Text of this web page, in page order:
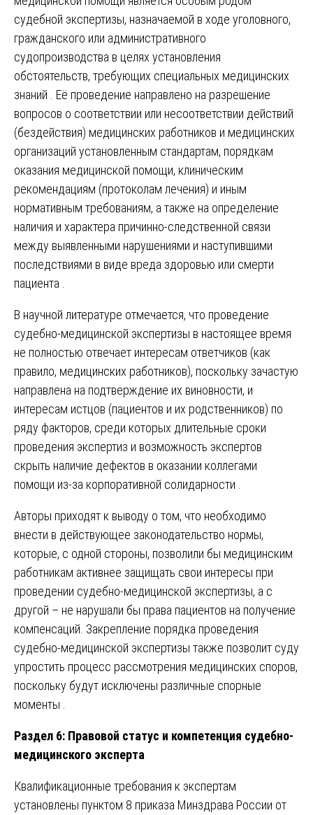
судебной экспертизы, назначаемой в ходе уголовного,
гражданского или административного
судопроизводства в целях установления
обстоятельств, требующих специальных медицинских
знаний . Её проведение направлено на разрешение
вопросов о соответствии или несоответствии действий
(бездействия) медицинских работников и медицинских
организаций установленным стандартам, порядкам
оказания медицинской помощи, клиническим
рекомендациям (протоколам лечения) и иным
нормативным требованиям, а также на определение
наличия и характера причинно-следственной связи
между выявленными нарушениями и наступившими
последствиями в виде вреда здоровью или смерти
пациента .
В научной литературе отмечается, что проведение
судебно-медицинской экспертизы в настоящее время
не полностью отвечает интересам ответчиков (как
правило, медицинских работников), поскольку зачастую
направлена на подтверждение их виновности, и
интересам истцов (пациентов и их родственников) по
ряду факторов, среди которых длительные сроки
проведения экспертиз и возможность экспертов
скрыть наличие дефектов в оказании коллегами
помощи из-за корпоративной солидарности .
Авторы приходят к выводу о том, что необходимо
внести в действующее законодательство нормы,
которые, с одной стороны, позволили бы медицинским
работникам активнее защищать свои интересы при
проведении судебно-медицинской экспертизы, а с
другой – не нарушали бы права пациентов на получение
компенсаций. Закрепление порядка проведения
судебно-медицинской экспертизы также позволит суду
упростить процесс рассмотрения медицинских споров,
поскольку будут исключены различные спорные
моменты .
Раздел 6: Правовой статус и компетенция судебно-
медицинского эксперта
Квалификационные требования к экспертам
установлены пунктом 8 приказа Минздрава России от